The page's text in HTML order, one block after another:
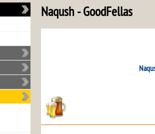
Naqush - GoodFellas